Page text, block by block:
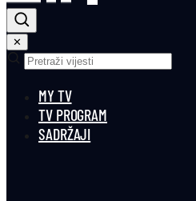
✕
MY TV
TV PROGRAM
SADRŽAJI